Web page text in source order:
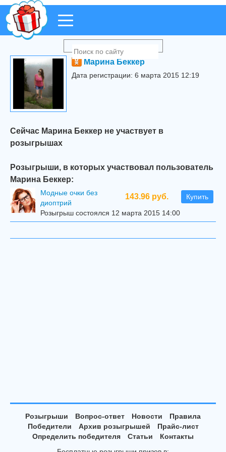
Марина Беккер
Дата регистрации: 6 марта 2015 12:19
Сейчас Марина Беккер не участвует в
розыгрышах
Розыгрыши, в которых участвовал пользователь
Марина Беккер:
143.96 руб. Купить
Модные очки без
диоптрий
Розыгрыш состоялся 12 марта 2015 14:00
Розыгрыши Вопрос-ответ Новости
Правила
Победители
Архив розыгрышей
Прайс-лист
Определить победителя
Статьи
Контакты